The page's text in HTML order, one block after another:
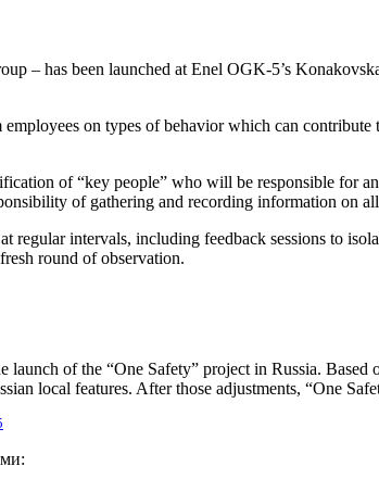
– has been launched at Enel OGK-5’s
on types of behavior which can
of “key people” who will be responsible for
of gathering and recording information on
regular intervals, including feedback sessions to
round of observation.
of the “One Safety” project in Russia.
local features. After those adjustments, “One